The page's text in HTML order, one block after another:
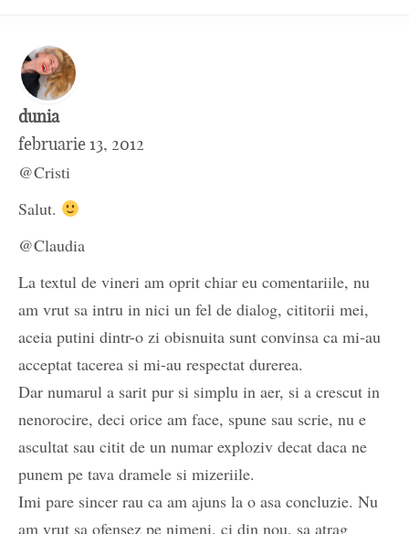
dunia
februarie 13, 2012
@Cristi
Salut.
@Claudia
La textul de vineri am oprit chiar eu comentariile, nu
am vrut sa intru in nici un fel de dialog, cititorii mei,
aceia putini dintr-o zi obisnuita sunt convinsa ca mi-au
acceptat tacerea si mi-au respectat durerea.
Dar numarul a sarit pur si simplu in aer, si a crescut in
nenorocire, deci orice am face, spune sau scrie, nu e
ascultat sau citit de un numar exploziv decat daca ne
punem pe tava dramele si mizeriile.
Imi pare sincer rau ca am ajuns la o asa concluzie. Nu
am vrut sa ofensez pe nimeni, ci din nou, sa atrag